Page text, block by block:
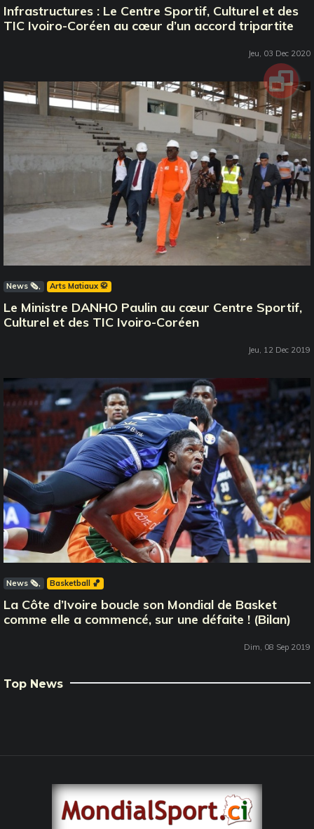
Infrastructures : Le Centre Sportif, Culturel et des
TIC Ivoiro-Coréen au cœur d’un accord tripartite
Jeu, 03 Dec 2020
News 🗞️ Arts Matiaux 🥋
Le Ministre DANHO Paulin au cœur Centre Sportif,
Culturel et des TIC Ivoiro-Coréen
Jeu, 12 Dec 2019
News 🗞️ Basketball 🏀
La Côte d’Ivoire boucle son Mondial de Basket
comme elle a commencé, sur une défaite ! (Bilan)
Dim, 08 Sep 2019
Top News